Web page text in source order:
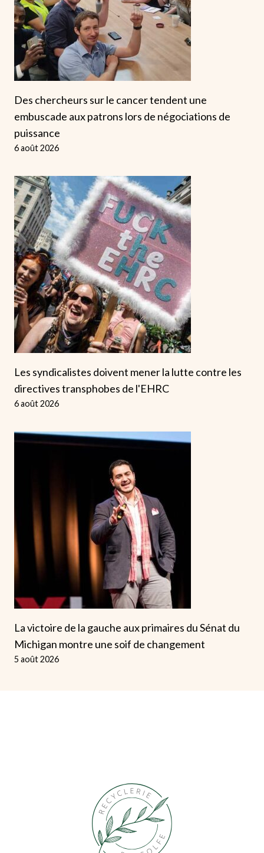
Des chercheurs sur le cancer tendent une
embuscade aux patrons lors de négociations de
puissance
6 août 2026
Les syndicalistes doivent mener la lutte contre les
directives transphobes de l'EHRC
6 août 2026
La victoire de la gauche aux primaires du Sénat du
Michigan montre une soif de changement
5 août 2026